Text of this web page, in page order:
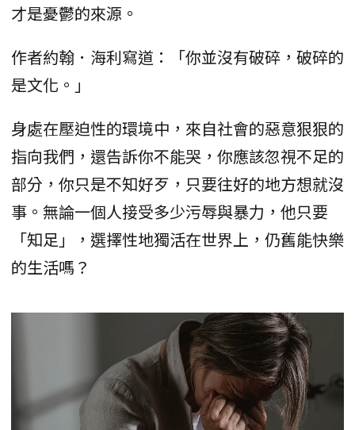
才是憂鬱的來源。
作者約翰．海利寫道：「你並沒有破碎，破碎的
是文化。」
身處在壓迫性的環境中，來自社會的惡意狠狠的
指向我們，還告訴你不能哭，你應該忽視不足的
部分，你只是不知好歹，只要往好的地方想就沒
事。無論一個人接受多少污辱與暴力，他只要
「知足」，選擇性地獨活在世界上，仍舊能快樂
的生活嗎？